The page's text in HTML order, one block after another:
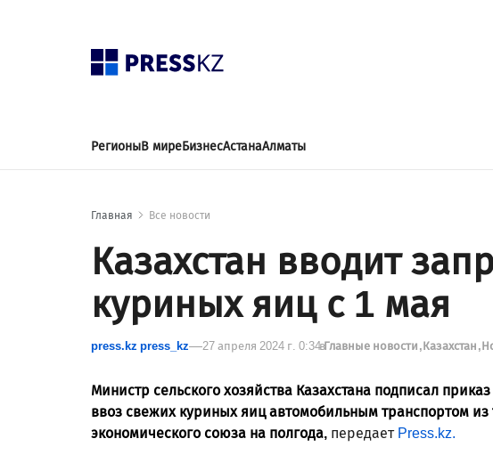
РегионыВ миреБизнесАстанаАлматы
Главная Все новости
Казахстан вводит
куриных яиц с 1 мая
press.kz press_kz 27 апреля 2024 г. 0:34вГлавные новости Казахстан
Министр сельского хозяйства Казахстана подписал
ввоз свежих куриных яиц автомобильным транспортом из
экономического союза на полгода, передает Press.kz.